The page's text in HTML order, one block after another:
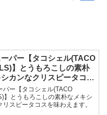
パー【タコシェル(TACO
】とうもろこしの素朴
カンなクリスピータコス
ます。
パー【タコシェル(TACO
】とうもろこしの素朴なメキシ
リスピータコスを味わえます。